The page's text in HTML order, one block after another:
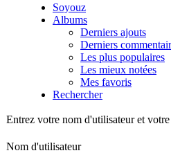
Soyouz
Albums
Derniers ajouts
Derniers
Les plus populaires
Les mieux notées
Mes favoris
Rechercher
Entrez votre nom d'utilisateur et
Nom d'utilisateur